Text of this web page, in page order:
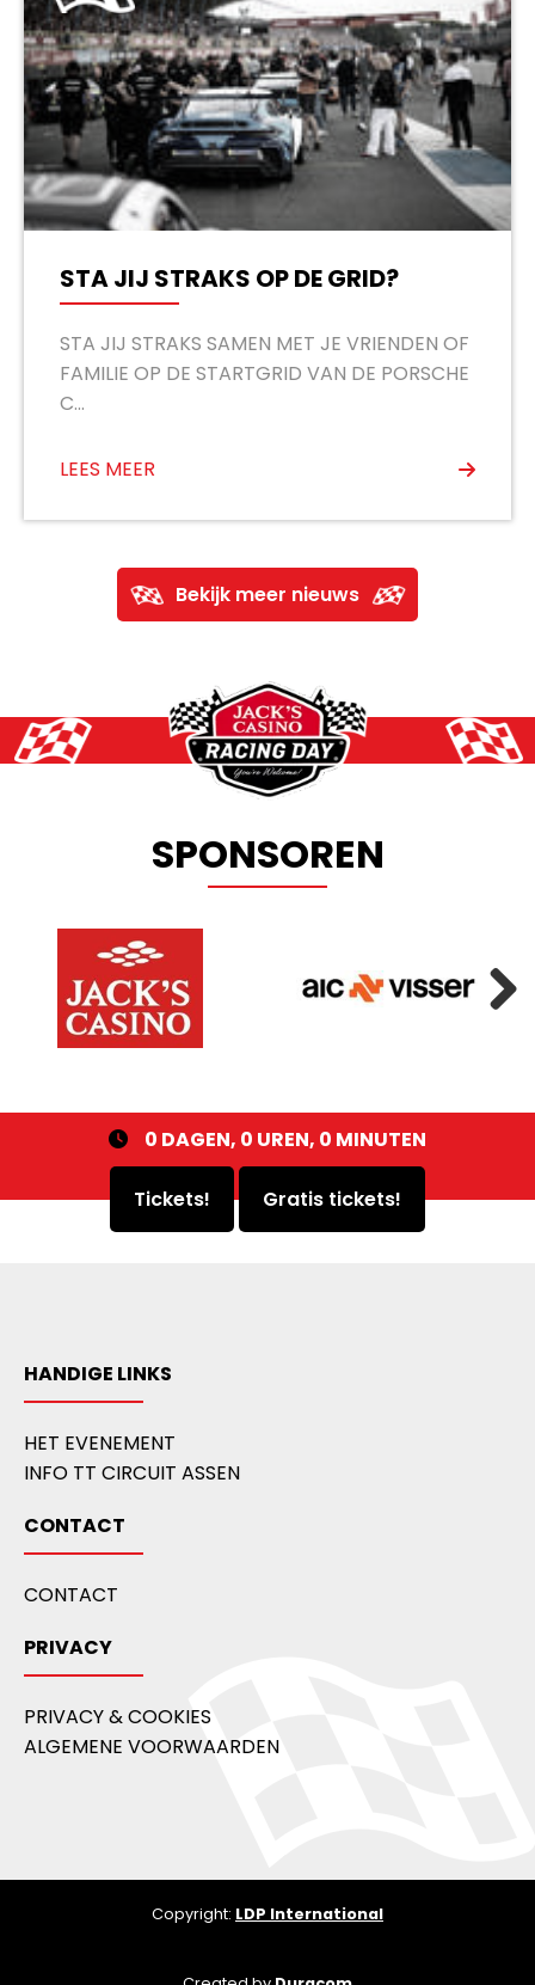
STA JIJ STRAKS OP DE GRID?
STA JIJ STRAKS SAMEN MET JE VRIENDEN OF
FAMILIE OP DE STARTGRID VAN DE PORSCHE
C...
LEES MEER
Bekijk meer nieuws
SPONSOREN
0 DAGEN, 0 UREN, 0 MINUTEN
Tickets! Gratis tickets!
HANDIGE LINKS
HET EVENEMENT
INFO TT CIRCUIT ASSEN
CONTACT
CONTACT
PRIVACY
PRIVACY & COOKIES
ALGEMENE VOORWAARDEN
Copyright: LDP International